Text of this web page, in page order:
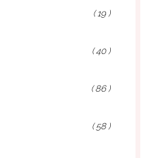
( 19 )
( 40 )
( 86 )
( 58 )